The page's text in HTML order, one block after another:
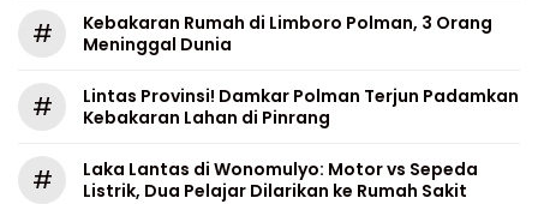
#
Kebakaran Rumah di Limboro Polman, 3 Orang
Meninggal Dunia
#
Lintas Provinsi! Damkar Polman Terjun Padamkan
Kebakaran Lahan di Pinrang
#
Laka Lantas di Wonomulyo: Motor vs Sepeda
Listrik, Dua Pelajar Dilarikan ke Rumah Sakit